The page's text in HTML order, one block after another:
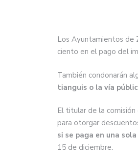
Los Ayuntamientos de
ciento en el pago del
También condonarán
tianguis o la vía
El titular de la comisión
para otorgar
si se paga en una
15 de diciembre.